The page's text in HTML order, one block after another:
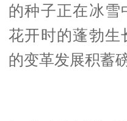
的种子正在冰雪
花开时的蓬勃生
的变革发展积蓄